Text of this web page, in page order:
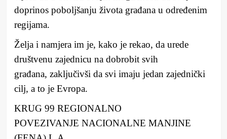
doprinos poboljšanju života građana u određenim
regijama.
Želja i namjera im je, kako je rekao, da urede
društvenu zajednicu na dobrobit svih
građana, zaključivši da svi imaju jedan zajednički
cilj, a to je Evropa.
KRUG 99 REGIONALNO
POVEZIVANJE NACIONALNE MANJINE